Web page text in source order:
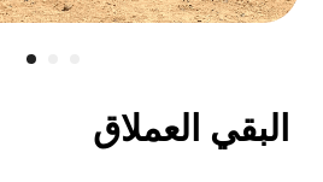
البقي العملاق
2800r